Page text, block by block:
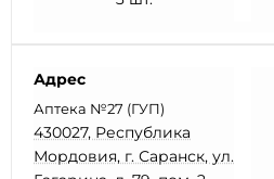
Адрес
Аптека №27 (ГУП)
430027, Республика
Мордовия, г. Саранск, ул.